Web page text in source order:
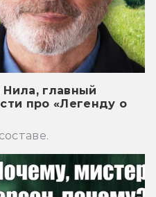
главный
про «Легенду о